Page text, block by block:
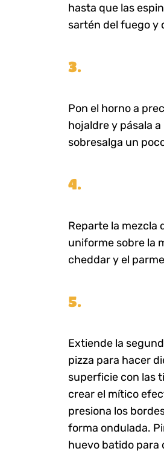
hasta que las
sartén del fuego y
3.
Pon el horno a
hojaldre y pásala
sobresalga un
4.
Reparte la mezcla
uniforme sobre la
cheddar y el
5.
Extiende la
pizza para hacer
superficie con las
crear el mítico
presiona los
forma ondulada.
huevo batido para